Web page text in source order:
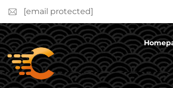
[email protected]